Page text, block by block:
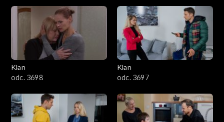
4301–4400
4201–4300
4101–4200
3901–4000
Klan
odc. 3698
Klan
odc. 3697